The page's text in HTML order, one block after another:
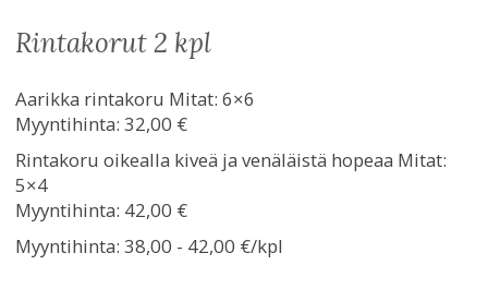
rintakorut 2 kpl
Aarikka rintakoru Mitat: 6×6
Myyntihinta: 32,00 €
Rintakoru oikealla kiveä ja venäläistä hopeaa Mitat:
5×4
Myyntihinta: 42,00 €
Myyntihinta: 38,00 - 42,00 €/kpl